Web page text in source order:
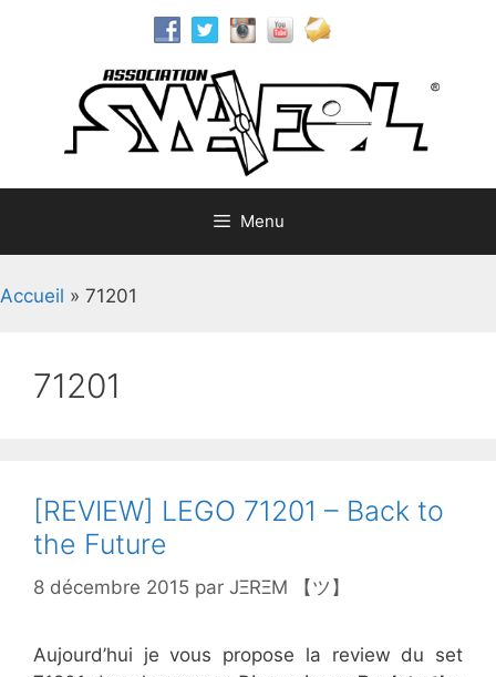
Menu
Accueil » 71201
71201
[REVIEW] LEGO 71201 – Back to
the Future
8 décembre 2015 par JΞRΞM 【ツ】
Aujourd’hui je vous propose la review du set